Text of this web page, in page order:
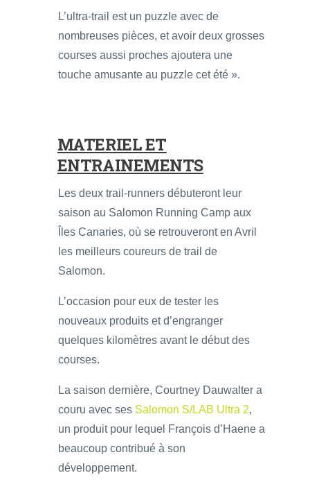
L’ultra-trail est un puzzle avec de
nombreuses pièces, et avoir deux grosses
courses aussi proches ajoutera une
touche amusante au puzzle cet été ».
MATERIEL ET
ENTRAINEMENTS
Les deux trail-runners débuteront leur
saison au Salomon Running Camp aux
Îles Canaries, où se retrouveront en Avril
les meilleurs coureurs de trail de
Salomon.
L’occasion pour eux de tester les
nouveaux produits et d’engranger
quelques kilomètres avant le début des
courses.
La saison dernière, Courtney Dauwalter a
couru avec ses Salomon S/LAB Ultra 2,
un produit pour lequel François d’Haene a
beaucoup contribué à son
développement.